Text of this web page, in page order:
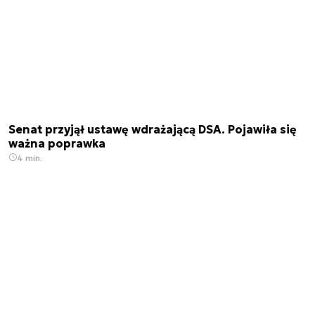
Senat przyjął ustawę wdrażającą DSA. Pojawiła się
ważna poprawka
4 min.